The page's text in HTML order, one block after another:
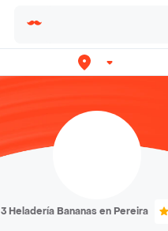
3 Heladería Bananas en Pereira